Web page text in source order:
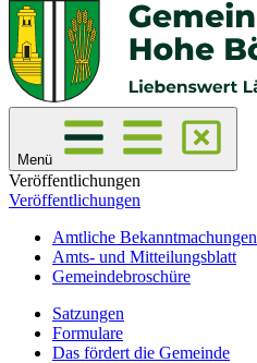
Menü
Veröffentlichungen
Veröffentlichungen
Amtliche Bekanntmachungen
Amts- und Mitteilungsblatt
Gemeindebroschüre
Satzungen
Formulare
Das fördert die Gemeinde